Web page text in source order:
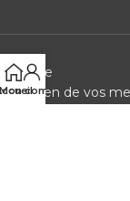
Garantie
Entretien de vos
compte